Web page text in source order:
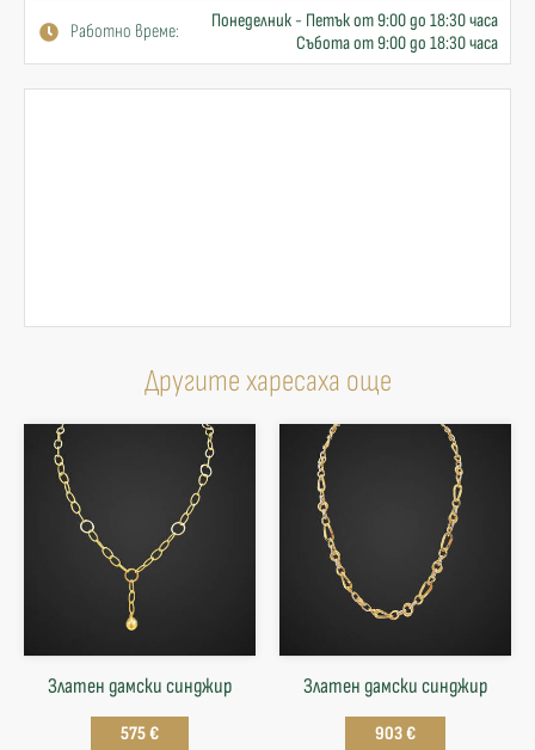
Работно време:
Понеделник - Петък от 9:00 до 18:30 часа
Събота от 9:00 до 18:30 часа
Другите харесаха още
Златен дамски синджир
575 €
Златен дамски синджир
903 €